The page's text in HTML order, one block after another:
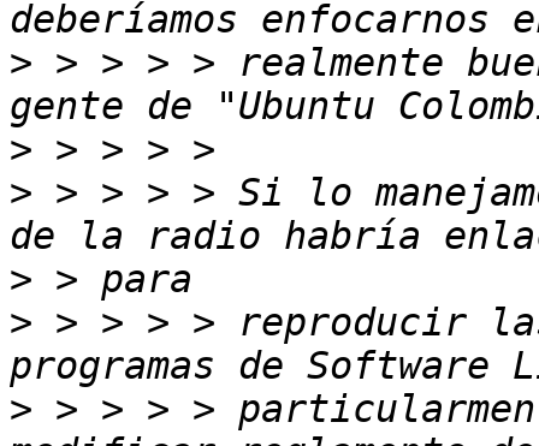
> > > > > realmente
>
> > > > > Si lo
>
> > > > > reproducir
> > > > >